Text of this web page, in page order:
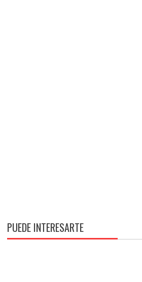
PUEDE INTERESARTE